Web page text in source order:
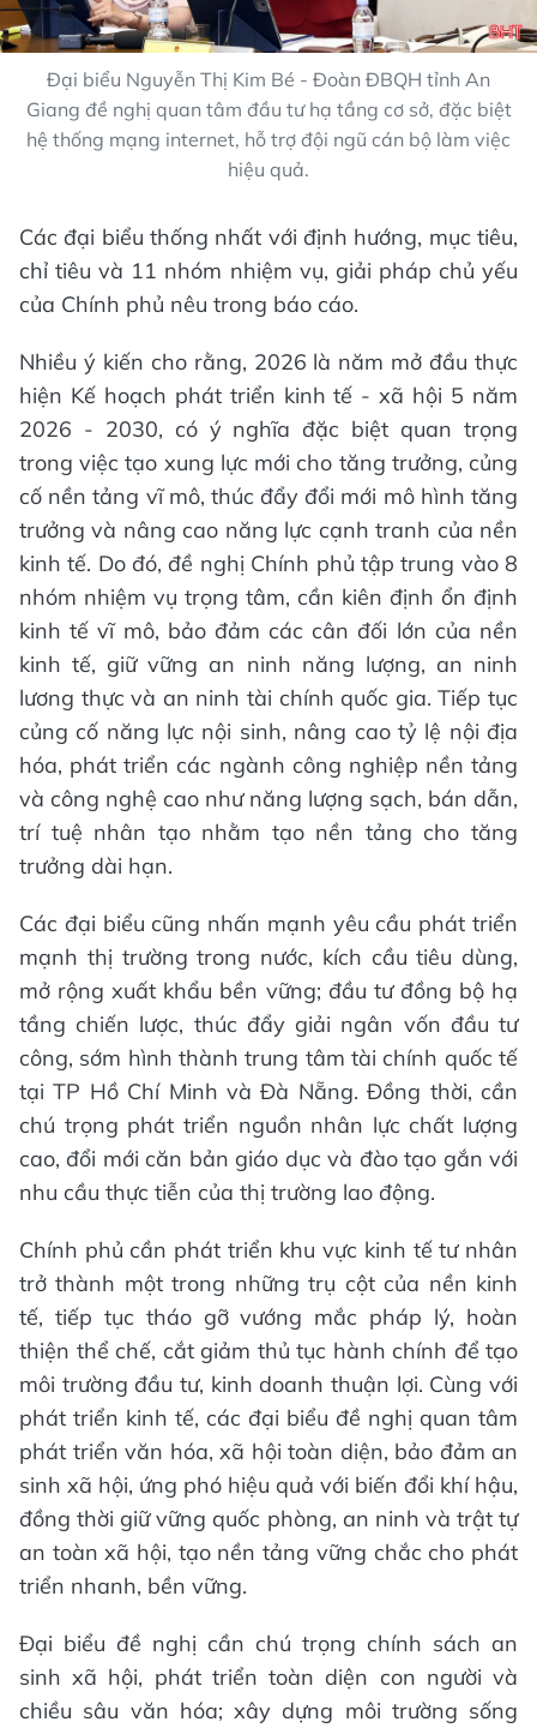
Đại biểu Nguyễn Thị Kim Bé - Đoàn ĐBQH tỉnh An
Giang đề nghị quan tâm đầu tư hạ tầng cơ sở, đặc biệt
hệ thống mạng internet, hỗ trợ đội ngũ cán bộ làm việc
hiệu quả.
Các đại biểu thống nhất với định hướng, mục tiêu,
chỉ tiêu và 11 nhóm nhiệm vụ, giải pháp chủ yếu
của Chính phủ nêu trong báo cáo.
Nhiều ý kiến cho rằng, 2026 là năm mở đầu thực
hiện Kế hoạch phát triển kinh tế - xã hội 5 năm
2026 - 2030, có ý nghĩa đặc biệt quan trọng
trong việc tạo xung lực mới cho tăng trưởng, củng
cố nền tảng vĩ mô, thúc đẩy đổi mới mô hình tăng
trưởng và nâng cao năng lực cạnh tranh của nền
kinh tế. Do đó, đề nghị Chính phủ tập trung vào 8
nhóm nhiệm vụ trọng tâm, cần kiên định ổn định
kinh tế vĩ mô, bảo đảm các cân đối lớn của nền
kinh tế, giữ vững an ninh năng lượng, an ninh
lương thực và an ninh tài chính quốc gia. Tiếp tục
củng cố năng lực nội sinh, nâng cao tỷ lệ nội địa
hóa, phát triển các ngành công nghiệp nền tảng
và công nghệ cao như năng lượng sạch, bán dẫn,
trí tuệ nhân tạo nhằm tạo nền tảng cho tăng
trưởng dài hạn.
Các đại biểu cũng nhấn mạnh yêu cầu phát triển
mạnh thị trường trong nước, kích cầu tiêu dùng,
mở rộng xuất khẩu bền vững; đầu tư đồng bộ hạ
tầng chiến lược, thúc đẩy giải ngân vốn đầu tư
công, sớm hình thành trung tâm tài chính quốc tế
tại TP Hồ Chí Minh và Đà Nẵng. Đồng thời, cần
chú trọng phát triển nguồn nhân lực chất lượng
cao, đổi mới căn bản giáo dục và đào tạo gắn với
nhu cầu thực tiễn của thị trường lao động.
Chính phủ cần phát triển khu vực kinh tế tư nhân
trở thành một trong những trụ cột của nền kinh
tế, tiếp tục tháo gỡ vướng mắc pháp lý, hoàn
thiện thể chế, cắt giảm thủ tục hành chính để tạo
môi trường đầu tư, kinh doanh thuận lợi. Cùng với
phát triển kinh tế, các đại biểu đề nghị quan tâm
phát triển văn hóa, xã hội toàn diện, bảo đảm an
sinh xã hội, ứng phó hiệu quả với biến đổi khí hậu,
đồng thời giữ vững quốc phòng, an ninh và trật tự
an toàn xã hội, tạo nền tảng vững chắc cho phát
triển nhanh, bền vững.
Đại biểu đề nghị cần chú trọng chính sách an
sinh xã hội, phát triển toàn diện con người và
chiều sâu văn hóa; xây dựng môi trường sống